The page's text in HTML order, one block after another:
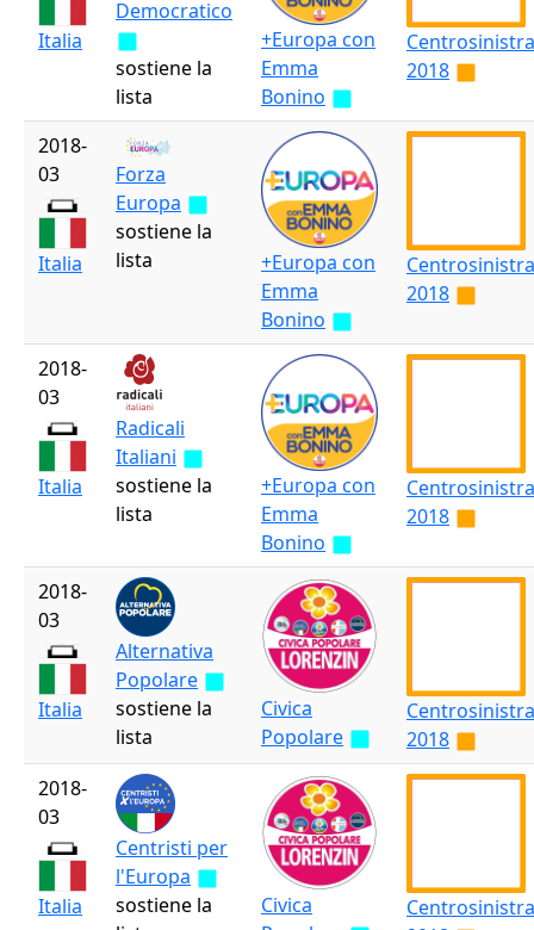
Italia
Democratico
sostiene la
lista
+Europa con
Emma
Bonino
Centrosinistra
2018
2018-
03
Italia
Forza
Europa
sostiene la
lista
+Europa con
Emma
Bonino
Centrosinistra
2018
2018-
03
Italia
Radicali
Italiani
sostiene la
lista
+Europa con
Emma
Bonino
Centrosinistra
2018
2018-
03
Italia
Alternativa
Popolare
sostiene la
lista
Civica
Popolare
Centrosinistra
2018
2018-
03
Italia
Centristi per
l'Europa
sostiene la
Civica
Centrosinistra